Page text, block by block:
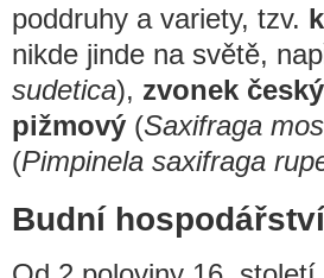
poddruhy a variety, tzv.
nikde jinde na světě,
sudetica), zvonek český
pižmový (Saxifraga
(Pimpinela saxifraga
Budní